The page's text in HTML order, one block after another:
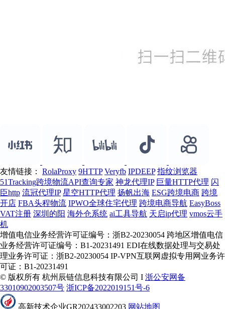
友情链接： RolaProxy 9HTTP Veryfb IPDEEP 指纹浏览器
51Tracking跨境物流API查询专家 神龙代理IP 巨量HTTP代理 闪
臣http 流冠代理IP 星空HTTP代理 扬帆出海 ESG跨境电商 跨境
开店 FBA头程物流 IPWO全球住宅代理 跨境电商导航 EasyBoss
VAT注册 深圳的阳 海外仓系统 ai工具导航 天启ip代理 vmos云手
机
增值电信业务经营许可证编号：浙B2-20230054 跨地区增值电信
业务经营许可证编号：B1-20231491 EDI在线数据处理与交易处
理业务许可证：浙B2-20230054 IP-VPN互联网虚拟专用网业务许
可证：B1-20231491
© 版权所有 杭州辰链信息科技有限公司 I 浙公安网备
33010902003507号 浙ICP备2022019151号-6
高新技术企业GR202433002203 网站地图